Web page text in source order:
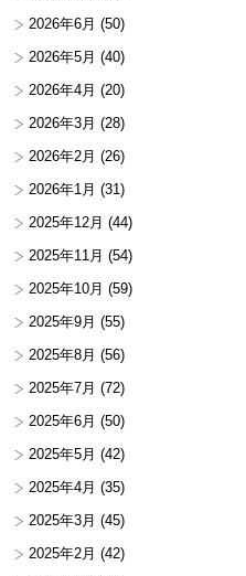
2026年6月 (50)
2026年5月 (40)
2026年4月 (20)
2026年3月 (28)
2026年2月 (26)
2026年1月 (31)
2025年12月 (44)
2025年11月 (54)
2025年10月 (59)
2025年9月 (55)
2025年8月 (56)
2025年7月 (72)
2025年6月 (50)
2025年5月 (42)
2025年4月 (35)
2025年3月 (45)
2025年2月 (42)